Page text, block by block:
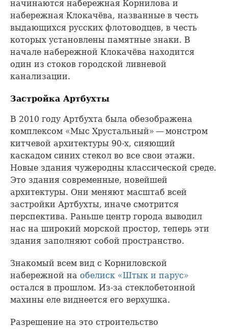
начинаются набережная Корнилова и
набережная Клокачёва, названные в честь
выдающихся русских флотоводцев, в честь
которых установлены памятные знаки. В
начале набережной Клокачёва находится
один из стоков городской ливневой
канализации.
Застройка Артбухты
В 2010 году Артбухта была обезображена
комплексом «Мыс Хрустальный» — монстром
китчевой архитектуры 90-х, сияющий
каскадом синих стекол во все свои этажи.
Новые здания чужеродны классической среде.
Это здания современные, новейшей
архитектуры. Они меняют масштаб всей
застройки Артбухты, иначе смотрится
перспектива. Раньше центр города выводил
нас на широкий морской простор, теперь эти
здания заполняют собой пространство.
Знакомый всем вид с Корниловской
набережной на обелиск «Штык и парус»
остался в прошлом. Из-за стеклобетонной
махины еле виднеется его верхушка.
Разрешение на это строительство